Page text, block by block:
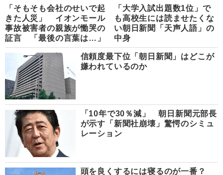
「そもそも会社のせいで起
きた人災」 イオンモール
事故被害者の親族が慟哭の
証言 「最後の言葉は…」
「大学入試出題数1位」で
も高校生には読ませたくな
い朝日新聞「天声人語」の
中身
信頼度最下位「朝日新聞」はどこが
嫌われているのか
「10年で30％減」 朝日新聞元部長
が示す「新聞社崩壊」驚愕のシミュ
レーション
頭を良くするには寝るのが一番？